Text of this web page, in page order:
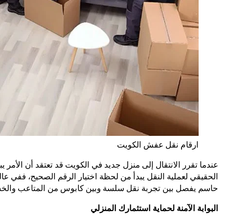
ارقام نقل عفش الكويت
عندما تقرر الانتقال إلى منزل جديد في الكويت قد تعتقد أن الأمر
الحقيقي لعملية النقل يبدأ من لحظة اختيار الرقم الصحيح،
حاسم يفصل بين تجربة نقل سلسة وبين كابوس من المتاعب
البوابة الآمنة لحماية استثمارك المنزلي